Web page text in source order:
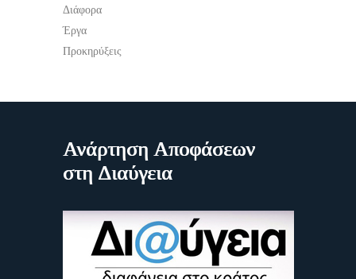
Διάφορα
Έργα
Προκηρύξεις
Ανάρτηση Αποφάσεων
στη Διαύγεια